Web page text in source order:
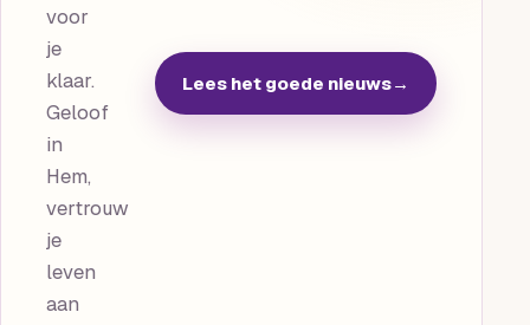
voor
je
klaar.
Geloof
in
Hem,
vertrouw
je
leven
aan
Lees het goede nieuws→